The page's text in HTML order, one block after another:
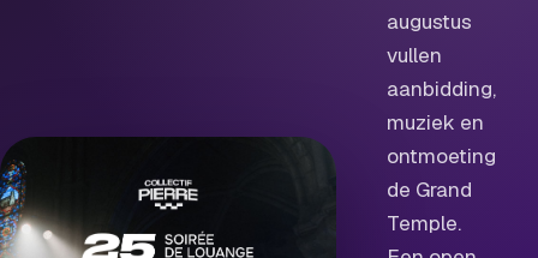
augustus
vullen
aanbidding,
muziek en
ontmoeting
de Grand
Temple.